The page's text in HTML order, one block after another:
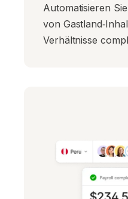
Automatisieren
von
Verhältnisse